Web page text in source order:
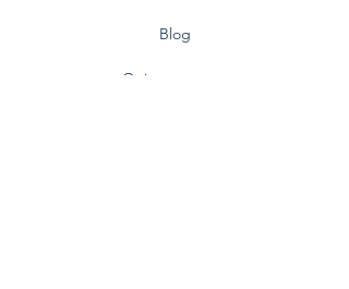
Blog
Quienes somos